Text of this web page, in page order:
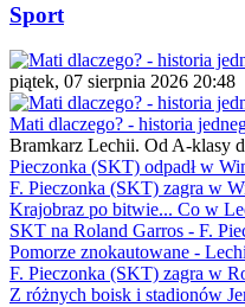
Sport
piątek, 07 sierpnia 2026 20:48
Mati dlaczego? - historia
Bramkarz Lechii. Od A-klasy
Pieczonka (SKT) odpadł w
F. Pieczonka (SKT) zagra w
Krajobraz po bitwie... Co w
SKT na Roland Garros - F.
Pomorze znokautowane -
F. Pieczonka (SKT) zagra w
Z różnych boisk i stadionów